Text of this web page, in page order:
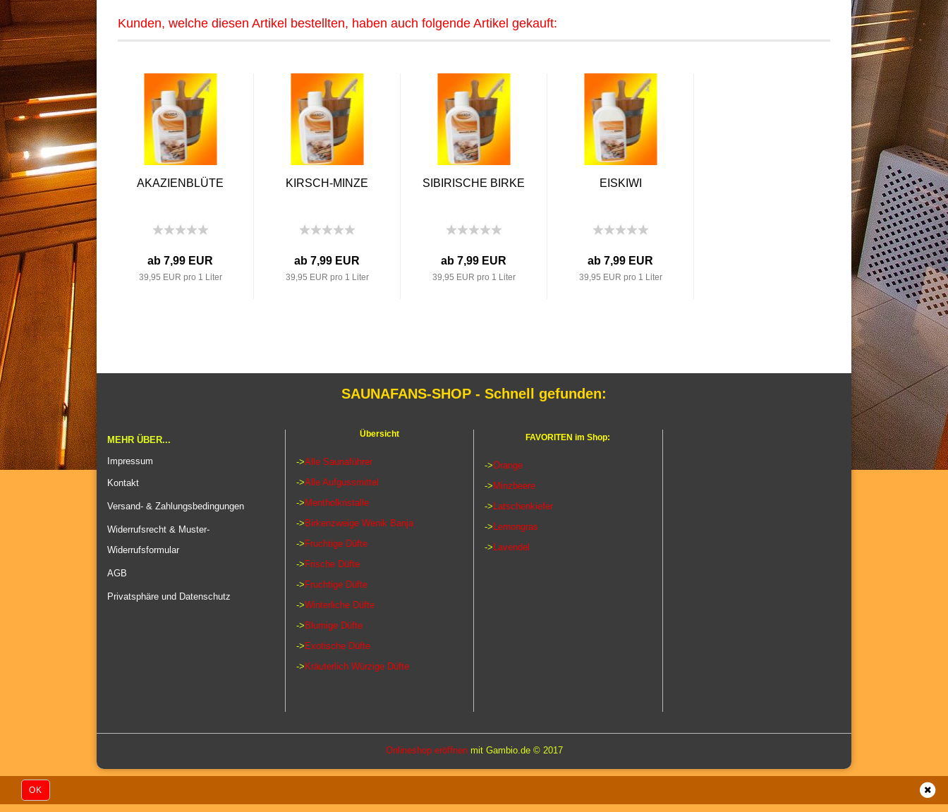
OK
Kunden, welche diesen Artikel bestellten, haben auch folgende Artikel gekauft:
AKAZIENBLÜTE
ab 7,99 EUR
39,95 EUR pro 1 Liter
KIRSCH-MINZE
ab 7,99 EUR
39,95 EUR pro 1 Liter
SIBIRISCHE BIRKE
ab 7,99 EUR
39,95 EUR pro 1 Liter
EISKIWI
ab 7,99 EUR
39,95 EUR pro 1 Liter
SAUNAFANS-SHOP - Schnell gefunden:
MEHR ÜBER...
Impressum
Kontakt
Versand- & Zahlungsbedingungen
Widerrufsrecht & Muster-
Widerrufsformular
AGB
Privatsphäre und Datenschutz
Übersicht
->Alle Saunaführer
->Alle Aufgussmittel
-> Mentholkristalle
-> Birkenzweige Wenik Banja
-> Fruchtige Düfte
-> Frische Düfte
-> Fruchtige Düfte
->Winterliche Düfte
-> Blumige Düfte
-> Exotische Düfte
-> Kräuterlich Würzige Düfte
FAVORITEN im Shop:
->Orange
-> Minzbeere
-> Latschenkiefer
-> Lemongras
-> Lavendel
Onlineshop eröffnenmit Gambio.de © 2017